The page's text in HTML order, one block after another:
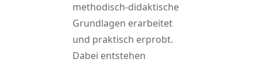
methodisch-didaktische
Grundlagen erarbeitet
und praktisch erprobt.
Dabei entstehen